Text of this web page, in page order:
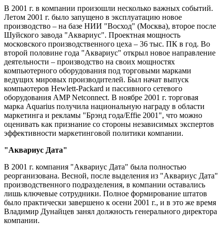
В 2001 г. в компании произошли несколько важных событий.
Летом 2001 г. было запущено в эксплуатацию новое
производство – на базе НИИ "Восход" (Москва), второе после
Шуйского завода "Аквариус". Проектная мощность
московского производственного цеха – 36 тыс. ПК в год. Во
второй половине года "Аквариус" открыл новое направление
деятельности – производство на своих мощностях
компьютерного оборудования под торговыми марками
ведущих мировых производителей. Был начат выпуск
компьютеров Hewlett-Packard и пассивного сетевого
оборудования AMP Netсonnect. В ноябре 2001 г. торговая
марка Aquarius получила национальную награду в области
маркетинга и рекламы "Брэнд года/Effie 2001", что можно
оценивать как признание со стороны независимых экспертов
эффективности маркетинговой политики компании.
"Аквариус Дата"
В 2001 г. компания "Аквариус Дата" была полностью
реорганизована. Весной, после выделения из "Аквариус Дата"
производственного подразделения, в компании оставались
лишь ключевые сотрудники. Полное формирование штатов
было практически завершено к осени 2001 г., и в это же время
Владимир Дунайцев занял должность генерального директора
компании.